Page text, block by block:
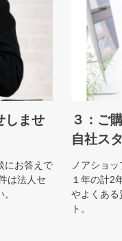
しませ
にお答えで
は法人セ
３：ご
自社ス
ノアショ
１年の計2
やよくある
ト。